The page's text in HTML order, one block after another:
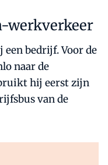
werkverkeer
bedrijf. Voor de
naar de
hij eerst zijn
van de